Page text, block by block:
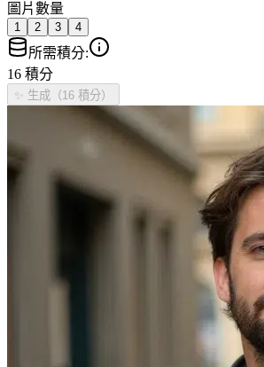
圖片數量
1 2 3 4
所需積分:
16 積分
✨ 生成（16 積分）